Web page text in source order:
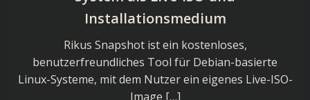
Installationsmedium
Rikus Snapshot ist ein kostenloses,
benutzerfreundliches Tool für Debian-basierte
Linux-Systeme, mit dem Nutzer ein eigenes Live-ISO-
Image […]